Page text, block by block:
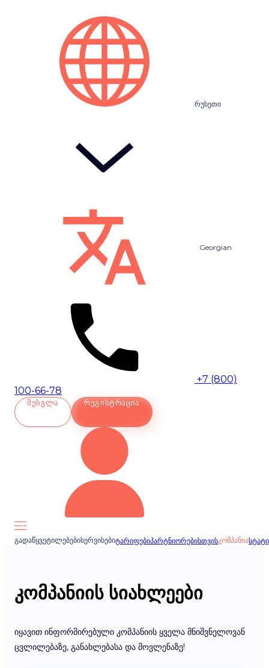
რუსეთი
Georgian
+7 (800)
100-66-78
ᲨᲔᲡᲕᲚᲐ ᲠᲔᲒᲘᲡᲢᲠᲐᲪᲘᲐ
ᲒᲐᲓᲐᲬᲧᲕᲔᲢᲘᲚᲔᲑᲔᲑᲘᲡᲔᲠᲕᲘᲡᲔᲑᲘᲢᲐᲠᲘᲤᲔᲑᲘᲞᲐᲠᲢᲜᲘᲝᲠᲔᲑᲘᲡᲗᲕᲘᲡᲙᲝᲛᲞᲐᲜᲘᲐ
კომპანიის სიახლეები
იყავით ინფორმირებული კომპანიის ყველა მნიშვნელოვან
ცვლილებაზე, განახლებასა და მოვლენაზე!